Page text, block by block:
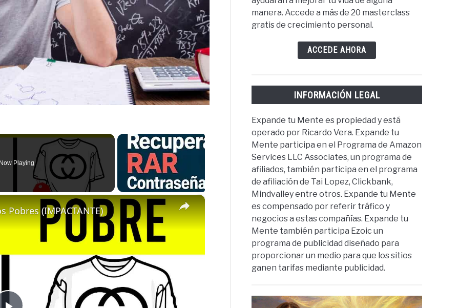
Playing
×
Pobres (IMPACTANTE)
manera. Accede a más de 20 masterclass
gratis de crecimiento personal.
ACCEDE AHORA
INFORMACIÓN LEGAL
Expande tu Mente es propiedad y está
operado por Ricardo Vera. Expande tu
Mente participa en el Programa de Amazon
Services LLC Associates, un programa de
afiliados, también participa en el programa
de afiliación de Tai Lopez, Clickbank,
Mindvalley entre otros. Expande tu Mente
es compensado por referir tráfico y
negocios a estas compañías. Expande tu
Mente también participa Ezoic un
programa de publicidad diseñado para
proporcionar un medio para que los sitios
ganen tarifas mediante publicidad.